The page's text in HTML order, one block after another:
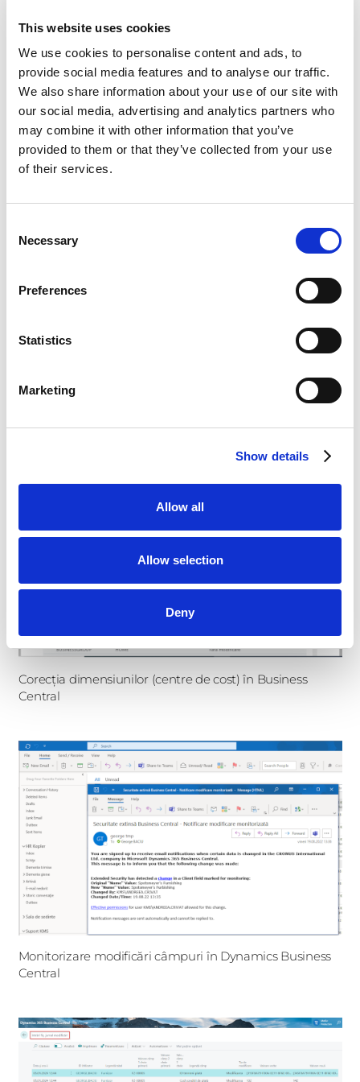
This website uses cookies
We use cookies to personalise content and ads, to
provide social media features and to analyse our traffic.
We also share information about your use of our site with
our social media, advertising and analytics partners who
may combine it with other information that you’ve
provided to them or that they’ve collected from your use
of their services.
Selection
Necessary
Preferences
Statistics
Marketing
Show details
Allow all
Allow selection
Deny
acord*
stocheze si sa proceseze datele mele personale
conformPoliticii de Confidențialitatepe care
am citit-o si am inteles-o.
Exprimare acord
Trimite
Corecția dimensiunilor (centre de cost) în Business
Central
Monitorizare modificări câmpuri în Dynamics Business
Central